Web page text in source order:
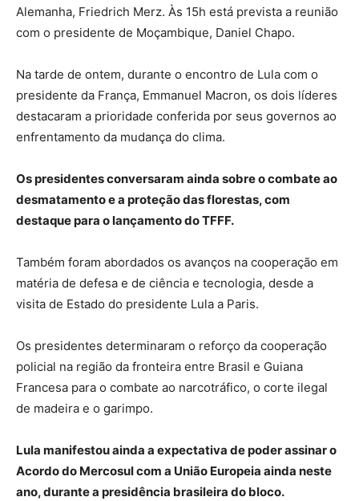
Alemanha, Friedrich Merz. Às 15h está prevista a reunião
com o presidente de Moçambique, Daniel Chapo.
Na tarde de ontem, durante o encontro de Lula com o
presidente da França, Emmanuel Macron, os dois líderes
destacaram a prioridade conferida por seus governos ao
enfrentamento da mudança do clima.
Os presidentes conversaram ainda sobre o combate ao
desmatamento e a proteção das florestas, com
destaque para o lançamento do TFFF.
Também foram abordados os avanços na cooperação em
matéria de defesa e de ciência e tecnologia, desde a
visita de Estado do presidente Lula a Paris.
Os presidentes determinaram o reforço da cooperação
policial na região da fronteira entre Brasil e Guiana
Francesa para o combate ao narcotráfico, o corte ilegal
de madeira e o garimpo.
Lula manifestou ainda a expectativa de poder assinar o
Acordo do Mercosul com a União Europeia ainda neste
ano, durante a presidência brasileira do bloco.